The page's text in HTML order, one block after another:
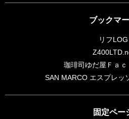
ブックマ
リフLOG
珈琲司ゆだ屋Ｆａｃ
SAN MARCO エスプレ
固定ペー